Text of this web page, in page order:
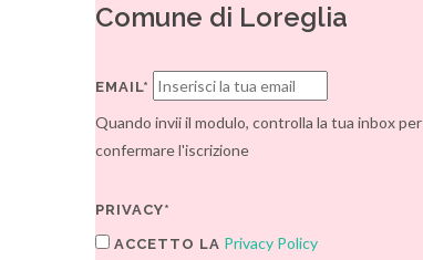
Comune di Loreglia
EMAIL*
Quando invii il modulo, controlla la tua inbox per
confermare l'iscrizione
PRIVACY*
ACCETTO LA Privacy Policy